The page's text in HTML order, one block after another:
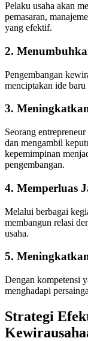
Pelaku usaha akan
pemasaran,
yang efektif.
2.
Pengembangan
menciptakan ide baru
3.
Seorang
dan mengambil
kepemimpinan
pengembangan.
4. Memperluas
Melalui berbagai
membangun relasi
usaha.
5.
Dengan kompetensi
menghadapi
Strategi